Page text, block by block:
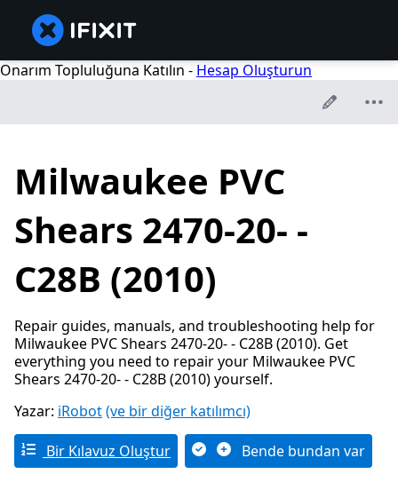
Onarım Topluluğuna Katılın - Hesap Oluşturun
Milwaukee PVC
Shears 2470-20- -
C28B (2010)
Repair guides, manuals, and troubleshooting help for
Milwaukee PVC Shears 2470-20- - C28B (2010). Get
everything you need to repair your Milwaukee PVC
Shears 2470-20- - C28B (2010) yourself.
Yazar: iRobot(ve bir diğer katılımcı)
Bir Kılavuz Oluştur Bende bundan var